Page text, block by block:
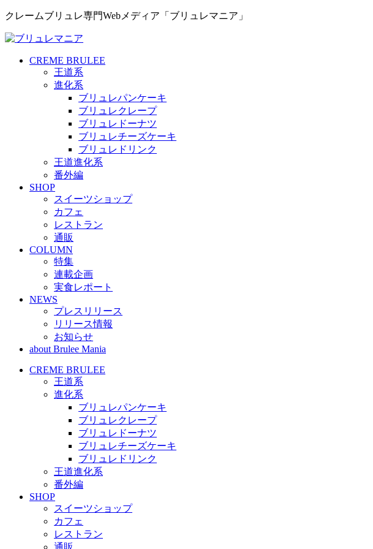
クレームブリュレ専門Webメディア「ブリュレマニア」
CREME BRULEE
王道系
進化系
ブリュレパンケーキ
ブリュレクレープ
ブリュレドーナツ
ブリュレチーズケーキ
ブリュレドリンク
王道進化系
番外編
SHOP
スイーツショップ
カフェ
レストラン
通販
COLUMN
特集
連載企画
実食レポート
NEWS
プレスリリース
リリース情報
お知らせ
about Brulee Mania
CREME BRULEE
王道系
進化系
ブリュレパンケーキ
ブリュレクレープ
ブリュレドーナツ
ブリュレチーズケーキ
ブリュレドリンク
王道進化系
番外編
SHOP
スイーツショップ
カフェ
レストラン
通販